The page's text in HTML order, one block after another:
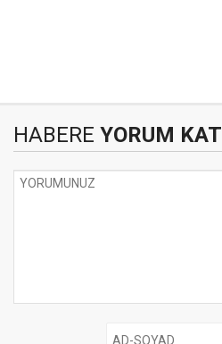
HABERE YORUM KAT